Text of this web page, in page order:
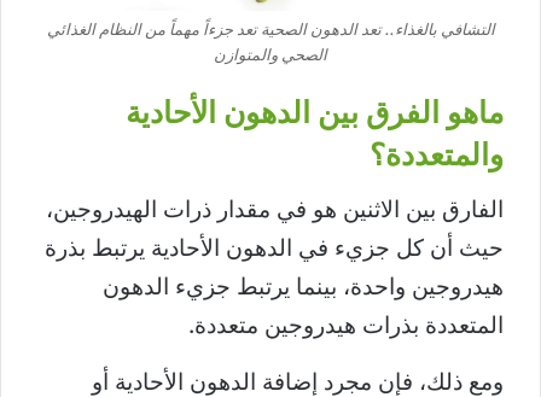
التشافي بالغذاء.. تعد الدهون الصحية تعد جزءاً مهماً من النظام الغذائي
الصحي والمتوازن
ماهو الفرق بين الدهون الأحادية
والمتعددة؟
الفارق بين الاثنين هو في مقدار ذرات الهيدروجين،
حيث أن كل جزيء في الدهون الأحادية يرتبط بذرة
هيدروجين واحدة، بينما يرتبط جزيء الدهون
المتعددة بذرات هيدروجين متعددة.
ومع ذلك، فإن مجرد إضافة الدهون الأحادية أو